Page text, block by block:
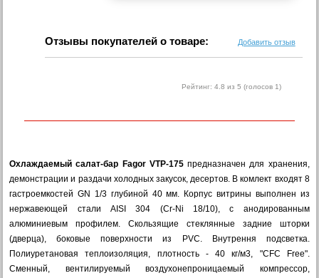
Отзывы покупателей о товаре: Добавить отзыв
Рейтинг: 4.8 из 5 (голосов 1)
Охлаждаемый салат-бар Fagor VTP-175предназначен для хранения,
демонстрации и раздачи холодных закусок, десертов. В комлект входят 8
гастроемкостей GN 1/3 глубиной 40 мм. Корпус витрины выполнен из
нержавеющей стали AISI 304 (Cr-Ni 18/10), с анодированным
алюминиевым профилем. Скользящие стеклянные задние шторки
(дверца), боковые поверхности из PVC. Внутрення подсветка.
Полиуретановая теплоизоляция, плотность - 40 кг/м3, "CFC Free".
Сменный, вентилируемый воздухонепроницаемый компрессор,